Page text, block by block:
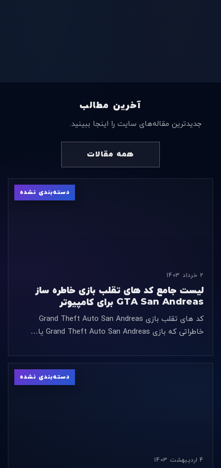
آخرین مطالب
جدیدترین مقاله‌های سایت را اینجا ببینید.
همه مقالات
دسته‌بندی نشده
2 خرداد 1403
لیست جامع کد های تقلب بازی خاطره ساز
GTA San Andreas برای کامپیوتر
کد های تقلب بازی Grand Theft Auto San Andreas
خاطراتی که بازی Grand Theft Auto San Andreas یا…
دسته‌بندی نشده
4 اردیبهشت 1403